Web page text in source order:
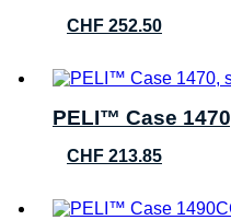
CHF 252.50
PELI™ Case
CHF 213.85